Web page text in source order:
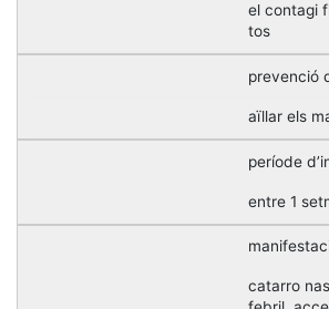
el contagi
tos
prevenció
aïllar els
període
entre 1
catarro